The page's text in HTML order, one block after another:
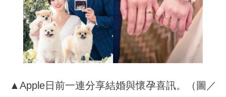
▲Apple日前一連分享結婚與懷孕喜訊。（圖／